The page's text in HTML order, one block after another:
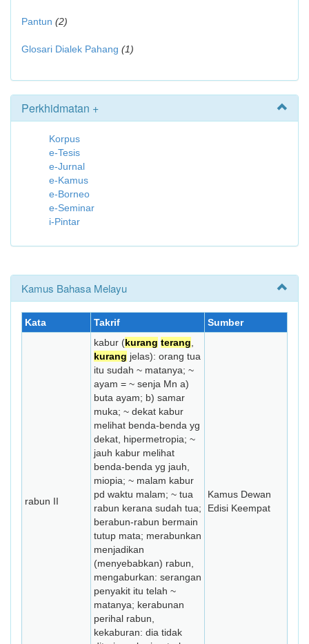
Pantun (2)
Glosari Dialek Pahang (1)
Perkhidmatan +
Korpus
e-Tesis
e-Jurnal
e-Kamus
e-Borneo
e-Seminar
i-Pintar
Kamus Bahasa Melayu
Kata Takrif Sumber
rabun II
kabur (kurang terang
kurang jelas): orang tua
itu sudah ~ matanya; ~
ayam = ~ senja Mn a)
buta ayam; b) samar
muka; ~ dekat kabur
melihat benda-benda yg
dekat, hipermetropia; ~
jauh kabur melihat
benda-benda yg jauh,
miopia; ~ malam kabur
pd waktu malam; ~ tua
rabun kerana sudah tua;
berabun-rabun bermain
tutup mata; merabunkan
menjadikan
(menyebabkan) rabun,
mengaburkan: serangan
penyakit itu telah ~
matanya; kerabunan
perihal rabun,
kekaburan: dia tidak
Kamus Dewan
Edisi Keempat